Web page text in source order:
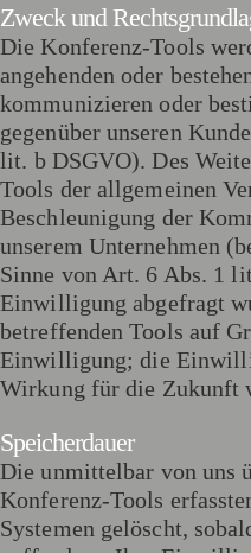
Zweck und
Die Konferenz-Tools
angehenden oder
kommunizieren oder
gegenüber unseren
lit. b DSGVO). Des
Tools der allgemeinen
Beschleunigung der
unserem Unternehmen
Sinne von Art. 6 Abs. 1
Einwilligung abgefragt
betreffenden Tools auf
Einwilligung; die
Wirkung für die Zukunft
Speicherdauer
Die unmittelbar von uns
Konferenz-Tools
Systemen gelöscht,